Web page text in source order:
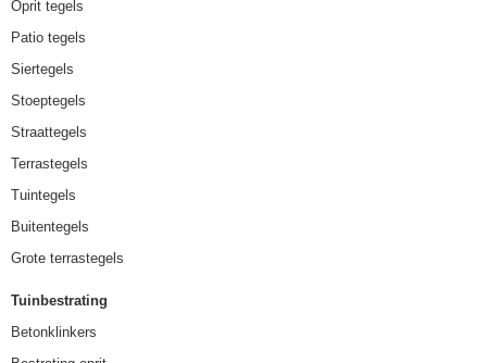
Oprit tegels
Patio tegels
Siertegels
Stoeptegels
Straattegels
Terrastegels
Tuintegels
Buitentegels
Grote terrastegels
Tuinbestrating
Betonklinkers